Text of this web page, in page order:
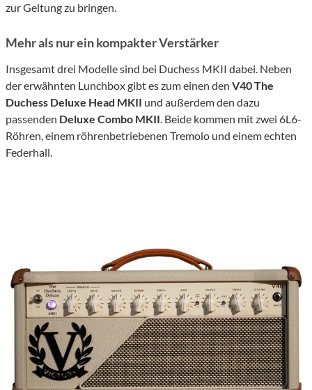
zur Geltung zu bringen.
Mehr als nur ein kompakter Verstärker
Insgesamt drei Modelle sind bei Duchess MKII dabei. Neben
der erwähnten Lunchbox gibt es zum einen den V40 The
Duchess Deluxe Head MKII und außerdem den dazu
passenden Deluxe Combo MKII. Beide kommen mit zwei 6L6-
Röhren, einem röhrenbetriebenen Tremolo und einem echten
Federhall.